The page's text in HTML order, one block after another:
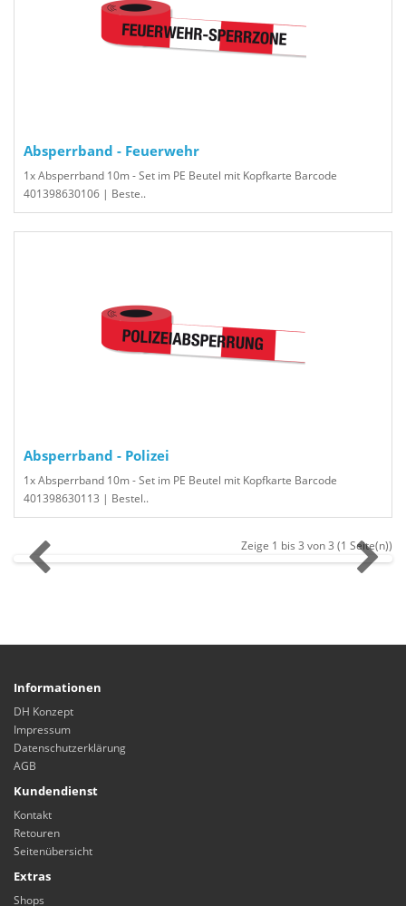
Absperrband - Feuerwehr
1x Absperrband 10m - Set im PE Beutel mit Kopfkarte Barcode
401398630106 | Beste..
Absperrband - Polizei
1x Absperrband 10m - Set im PE Beutel mit Kopfkarte Barcode
401398630113 | Bestel..
Zeige 1 bis 3 von 3 (1 Seite(n))
Informationen
DH Konzept
Impressum
Datenschutzerklärung
AGB
Kundendienst
Kontakt
Retouren
Seitenübersicht
Extras
Shops